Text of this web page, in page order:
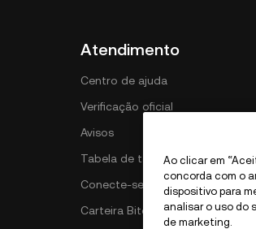
Atendimento
Centro de ajuda
Verificação oficial
Avisos
Tabela de tarifas DEX
Conecte-se com a OKX
Carteira Bitcoin
Ao clicar em
concorda com o
dispositivo para
analisar o uso do
de marketing.